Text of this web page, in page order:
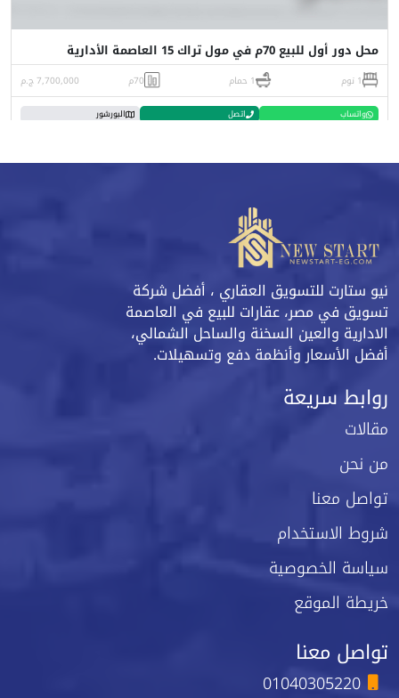
محل دور أول للبيع 70م في مول تراك 15 العاصمة الأدارية
1 نوم 1 حمام 70م 7,700,000 ج.م
واتساب اتصل البورشور
نيو ستارت للتسويق العقاري ، أفضل شركة
تسويق في مصر، عقارات للبيع في العاصمة
الادارية والعين السخنة والساحل الشمالي،
أفضل الأسعار وأنظمة دفع وتسهيلات.
روابط سريعة
مقالات
من نحن
تواصل معنا
شروط الاستخدام
سياسة الخصوصية
خريطة الموقع
تواصل معنا
01040305220